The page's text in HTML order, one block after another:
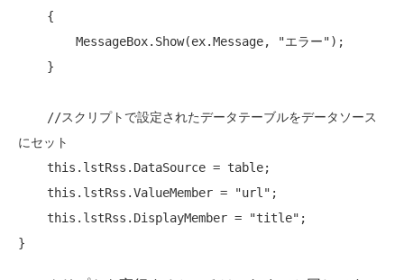
        MessageBox.Show(ex.Message,
"エラー");
//スクリプトで設定されたデータテーブルをデータソース
にセット
this .lstRss.DataSource = table;
this .lstRss.ValueMember = "url" ;
this .lstRss.DisplayMember = "title" ;